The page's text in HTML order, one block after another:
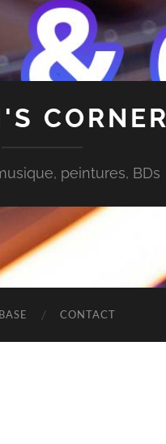
CORNER
peintures, BDs
CONTACT